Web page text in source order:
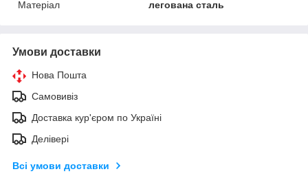
Матеріал
легована сталь
Умови доставки
Нова Пошта
Самовивіз
Доставка кур'єром по Україні
Делівері
Всі умови доставки